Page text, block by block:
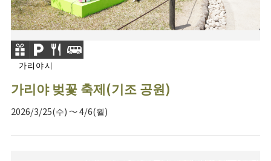
가리야시
가리야 벚꽃 축제(기조 공원)
2026/3/25(수) ～ 4/6(월)